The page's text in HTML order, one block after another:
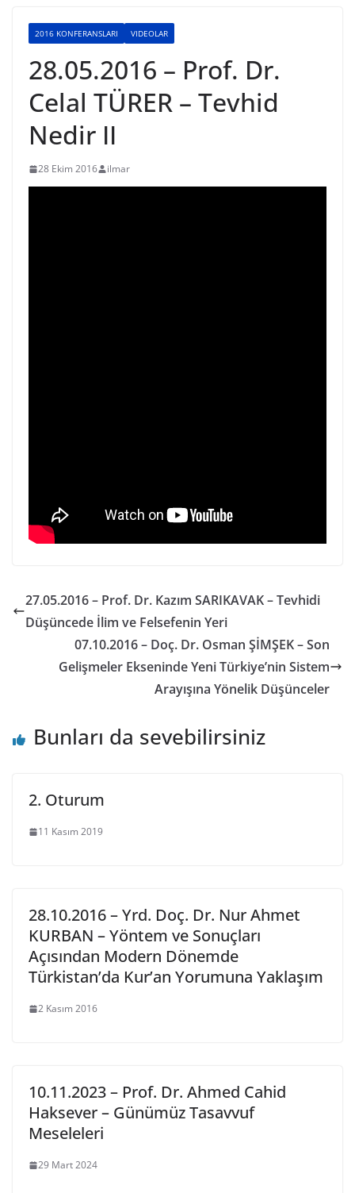
2016 KONFERANSLARI VIDEOLAR
28.05.2016 – Prof. Dr.
Celal TÜRER – Tevhid
Nedir II
28 Ekim 2016 ilmar
27.05.2016 – Prof. Dr. Kazım SARIKAVAK – Tevhidi
Düşüncede İlim ve Felsefenin Yeri
07.10.2016 – Doç. Dr. Osman ŞİMŞEK – Son
Gelişmeler Ekseninde Yeni Türkiye’nin Sistem
Arayışına Yönelik Düşünceler
Bunları da sevebilirsiniz
2. Oturum
11 Kasım 2019
28.10.2016 – Yrd. Doç. Dr. Nur Ahmet
KURBAN – Yöntem ve Sonuçları
Açısından Modern Dönemde
Türkistan’da Kur’an Yorumuna Yaklaşım
2 Kasım 2016
10.11.2023 – Prof. Dr. Ahmed Cahid
Haksever – Günümüz Tasavvuf
Meseleleri
29 Mart 2024